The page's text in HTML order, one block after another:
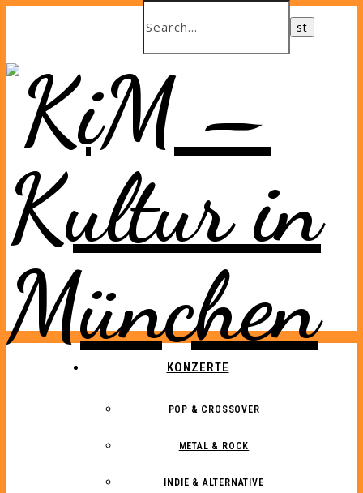
KONZERTE
POP & CROSSOVER
METAL & ROCK
INDIE & ALTERNATIVE